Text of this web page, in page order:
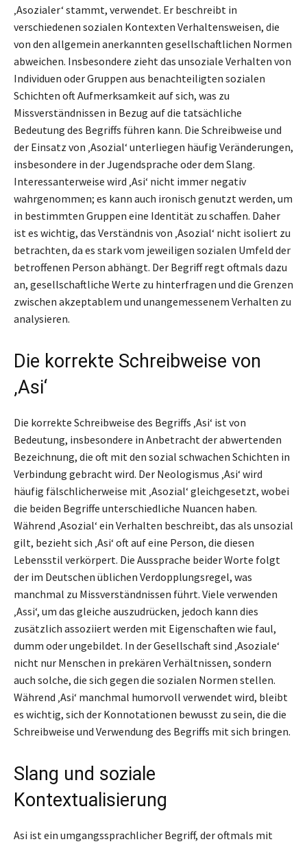
‚Asozialer‘ stammt, verwendet. Er beschreibt in
verschiedenen sozialen Kontexten Verhaltensweisen, die
von den allgemein anerkannten gesellschaftlichen Normen
abweichen. Insbesondere zieht das unsoziale Verhalten von
Individuen oder Gruppen aus benachteiligten sozialen
Schichten oft Aufmerksamkeit auf sich, was zu
Missverständnissen in Bezug auf die tatsächliche
Bedeutung des Begriffs führen kann. Die Schreibweise und
der Einsatz von ‚Asozial‘ unterliegen häufig Veränderungen,
insbesondere in der Jugendsprache oder dem Slang.
Interessanterweise wird ‚Asi‘ nicht immer negativ
wahrgenommen; es kann auch ironisch genutzt werden, um
in bestimmten Gruppen eine Identität zu schaffen. Daher
ist es wichtig, das Verständnis von ‚Asozial‘ nicht isoliert zu
betrachten, da es stark vom jeweiligen sozialen Umfeld der
betroffenen Person abhängt. Der Begriff regt oftmals dazu
an, gesellschaftliche Werte zu hinterfragen und die Grenzen
zwischen akzeptablem und unangemessenem Verhalten zu
analysieren.
Die korrekte Schreibweise von
‚Asi‘
Die korrekte Schreibweise des Begriffs ‚Asi‘ ist von
Bedeutung, insbesondere in Anbetracht der abwertenden
Bezeichnung, die oft mit den sozial schwachen Schichten in
Verbindung gebracht wird. Der Neologismus ‚Asi‘ wird
häufig fälschlicherweise mit ‚Asozial‘ gleichgesetzt, wobei
die beiden Begriffe unterschiedliche Nuancen haben.
Während ‚Asozial‘ ein Verhalten beschreibt, das als unsozial
gilt, bezieht sich ‚Asi‘ oft auf eine Person, die diesen
Lebensstil verkörpert. Die Aussprache beider Worte folgt
der im Deutschen üblichen Verdopplungsregel, was
manchmal zu Missverständnissen führt. Viele verwenden
‚Assi‘, um das gleiche auszudrücken, jedoch kann dies
zusätzlich assoziiert werden mit Eigenschaften wie faul,
dumm oder ungebildet. In der Gesellschaft sind ‚Asoziale‘
nicht nur Menschen in prekären Verhältnissen, sondern
auch solche, die sich gegen die sozialen Normen stellen.
Während ‚Asi‘ manchmal humorvoll verwendet wird, bleibt
es wichtig, sich der Konnotationen bewusst zu sein, die die
Schreibweise und Verwendung des Begriffs mit sich bringen.
Slang und soziale
Kontextualisierung
Asi ist ein umgangssprachlicher Begriff, der oftmals mit